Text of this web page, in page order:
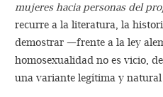
mujeres hacia personas del
recurre a la literatura, la
demostrar —frente a la ley
homosexualidad no es vicio,
una variante legítima y natural